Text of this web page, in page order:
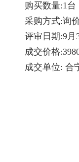
购买数量:1台
采购方式:询
评审日期:9月
成交价格
成交单位: 合